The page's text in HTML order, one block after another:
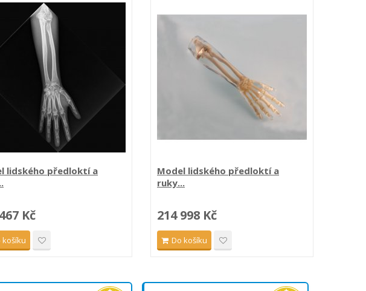
lidského předloktí a
Kč
košíku
Model lidského předloktí a
ruky...
214 998 Kč
Do košíku